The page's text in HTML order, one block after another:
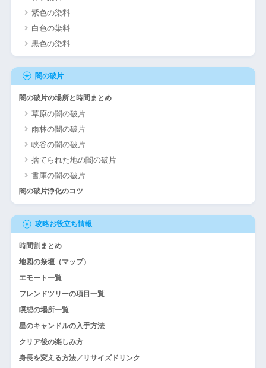
紫色の染料
白色の染料
黒色の染料
闇の破片
闇の破片の場所と時間まとめ
草原の闇の破片
雨林の闇の破片
峡谷の闇の破片
捨てられた地の闇の破片
書庫の闇の破片
闇の破片浄化のコツ
攻略お役立ち情報
時間割まとめ
地図の祭壇（マップ）
エモート一覧
フレンドツリーの項目一覧
瞑想の場所一覧
星のキャンドルの入手方法
クリア後の楽しみ方
身長を変える方法／リサイズドリンク